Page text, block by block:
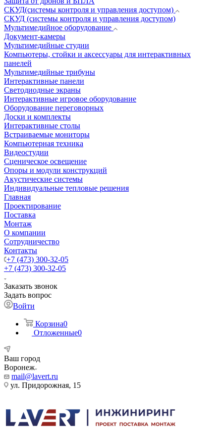
СКУД(системы контроля и управления доступом)
СКУД (системы контроля и управления доступом)
Мультимедийное оборудование
Документ-камеры
Мультимедийные студии
Компьютеры, стойки и аксессуары для интерактивных
панелей
Мультимедийные трибуны
Интерактивные панели
Светодиодные экраны
Интерактивные игровое оборудование
Оборудование переговорных
Доски и комплекты
Интерактивные столы
Встраиваемые мониторы
Компьютерная техника
Видеостудии
Cценическое освещение
Опоры и модули конструкций
Акустические системы
Индивидуальные тепловые решения
Главная
Проектирование
Поставка
Монтаж
О компании
Сотрудничество
Контакты
+7 (473) 300-32-05
+7 (473) 300-32-05
Заказать звонок
Задать вопрос
Войти
Корзина0
Отложенные0
Ваш город
Воронеж
mail@lavert.ru
ул. Придорожная, 15